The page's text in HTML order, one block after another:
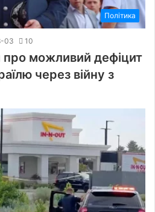
Політика
03 10
можливий дефіцит
через війну з